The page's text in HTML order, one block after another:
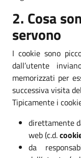
2. Cosa
servono
I cookie sono
dall’utente
memorizzati per
successiva visita
Tipicamente i
direttamente
web (c.d.
da